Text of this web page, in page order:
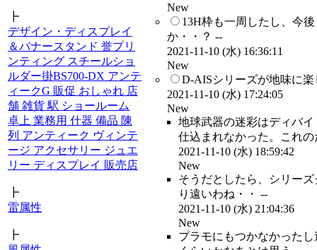
┣
デザイン・ディスプレイ
＆バナースタンド 誉プリ
ンティング スチールショ
ルダー掛BS700-DX アンテ
ィークG 販促 おしゃれ 店
舗 雑貨 駅 ショールーム
卓上 業務用 什器 備品 陳
列 アンティーク ヴィンテ
ージ アクセサリー ジュエ
リー ディスプレイ 販売店
┣
雷属性
┣
New
13H枠も一周したし、今
か・・？ --
2021-11-10 (水) 16:36:11
New
D-AISシリーズが地味に楽
2021-11-10 (水) 17:24:05
New
地球武器の迷彩はディバ
仕込まれなかった。これ
2021-11-10 (水) 18:59:42
New
そうだとしたら、シリー
り遠いわね・・ --
2021-11-10 (水) 21:04:36
New
プラモにもつかなかった